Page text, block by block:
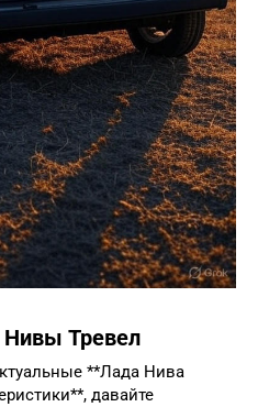
Нивы Тревел
**Лада Нива
давайте